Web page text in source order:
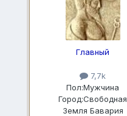
Главный
7,7k
Пол:Мужчина
Город:Свободная
Земля Бавария